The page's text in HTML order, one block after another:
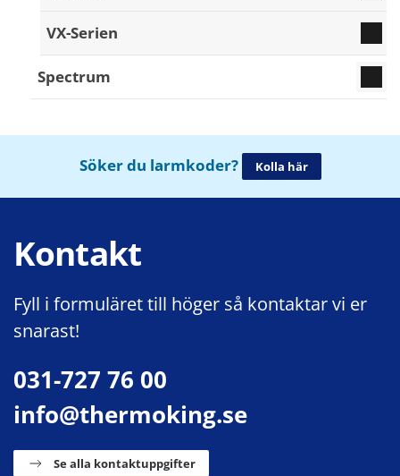
VX-Serien
Spectrum
Söker du larmkoder? Kolla här
Kontakt
Fyll i formuläret till höger så kontaktar vi er
snarast!
031-727 76 00
info@thermoking.se
Se alla kontaktuppgifter